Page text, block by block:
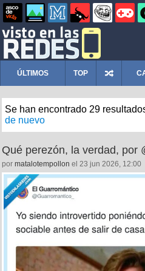
ÚLTIMOS TOP
Se han encontrado 29
de nuevo
Qué perezón, la verdad, por
por matalotempollon el 23 jun 2026, 12:00